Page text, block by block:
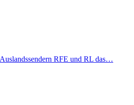
RFE und RL das…